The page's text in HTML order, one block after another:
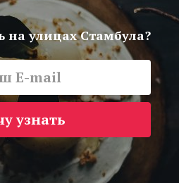
на улицах Стамбула?
узнать